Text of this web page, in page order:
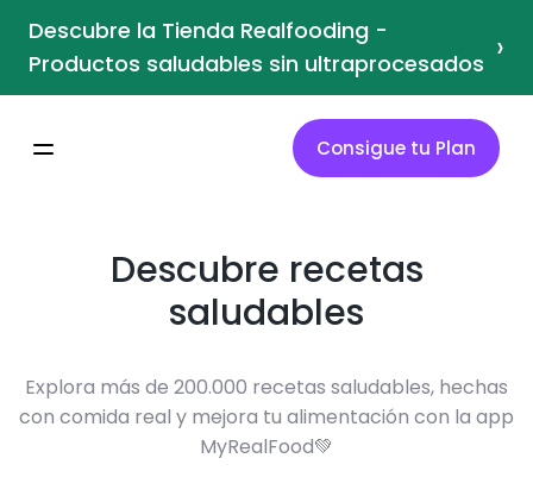
Descubre la Tienda Realfooding -
Productos saludables sin ultraprocesados ›
Consigue tu Plan
Descubre recetas
saludables
Explora más de 200.000 recetas saludables, hechas
con comida real y mejora tu alimentación con la app
MyRealFood💚